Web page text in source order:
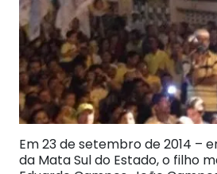
Em 23 de setembro de 2014 –
da Mata Sul do Estado, o filho